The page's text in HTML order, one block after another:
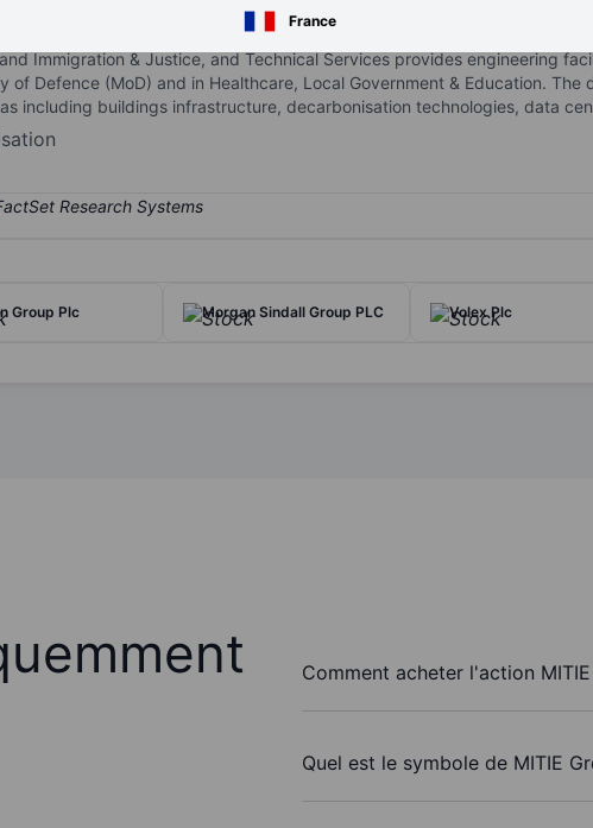
France
services. The company delivers Facilities Management, Facilities
Business Services segment provides security and hygiene services
Immigration & Justice, and Technical Services provides engineering
Defence (MoD) and in Healthcare, Local Government & Education. The
including buildings infrastructure, decarbonisation technologies, data
Group Plc Morgan Sindall Group PLC Volex Plc
Comment acheter l'action
Quel est le symbole de MITIE